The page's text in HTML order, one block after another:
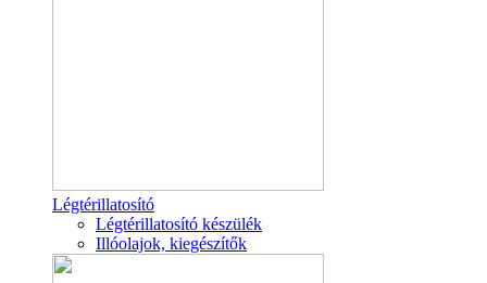
Légtérillatosító
Légtérillatosító készülék
Illóolajok, kiegészítők